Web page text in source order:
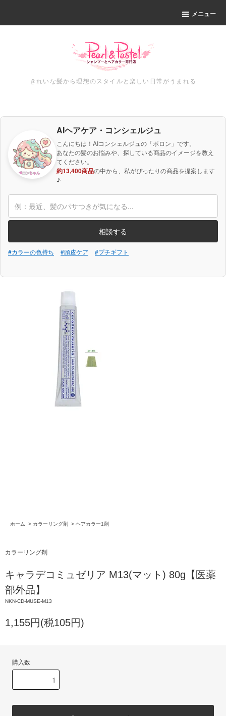
メニュー
きれいな髪から理想のスタイルと楽しい日常がうまれる
AIヘアケア・コンシェルジュ
こんにちは！AIコンシェルジュの「ポロン」です。
あなたの髪のお悩みや、探している商品のイメージを教え
てください。
約13,400商品の中から、私がぴったりの商品を提案します
♪
相談する
#カラーの色持ち #頭皮ケア #プチギフト
ホーム > カラーリング剤 > ヘアカラー1剤
カラーリング剤
キャラデコミュゼリア M13(マット) 80g【医薬
部外品】
NKN-CD-MUSE-M13
1,155円(税105円)
購入数